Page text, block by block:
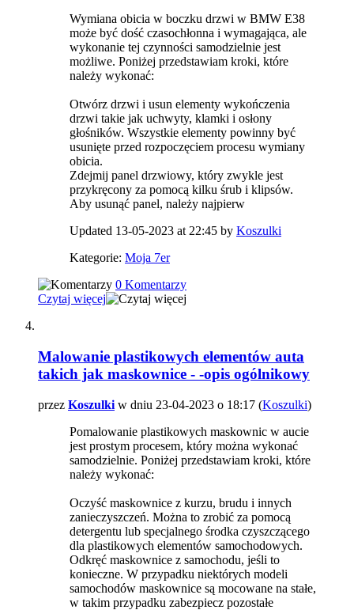
Wymiana obicia w boczku drzwi w BMW E38
może być dość czasochłonna i wymagająca, ale
wykonanie tej czynności samodzielnie jest
możliwe. Poniżej przedstawiam kroki, które
należy wykonać:
Otwórz drzwi i usun elementy wykończenia
drzwi takie jak uchwyty, klamki i osłony
głośników. Wszystkie elementy powinny być
usunięte przed rozpoczęciem procesu wymiany
obicia.
Zdejmij panel drzwiowy, który zwykle jest
przykręcony za pomocą kilku śrub i klipsów.
Aby usunąć panel, należy najpierw
Updated 13-05-2023 at 22:45 by Koszulki
Kategorie: Moja 7er
0 Komentarzy
Czytaj więcej
Malowanie plastikowych elementów auta
takich jak maskownice - -opis ogólnikowy
przez Koszulki w dniu 23-04-2023 o 18:17 (Koszulki)
Pomalowanie plastikowych maskownic w aucie
jest prostym procesem, który można wykonać
samodzielnie. Poniżej przedstawiam kroki, które
należy wykonać:
Oczyść maskownice z kurzu, brudu i innych
zanieczyszczeń. Można to zrobić za pomocą
detergentu lub specjalnego środka czyszczącego
dla plastikowych elementów samochodowych.
Odkręć maskownice z samochodu, jeśli to
konieczne. W przypadku niektórych modeli
samochodów maskownice są mocowane na stałe,
w takim przypadku zabezpiecz pozostałe